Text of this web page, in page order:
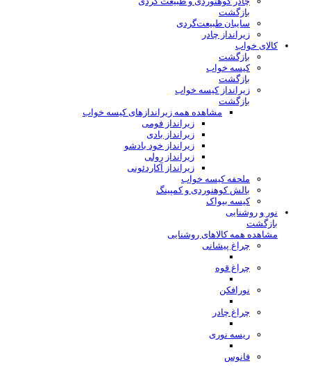
بازگشت
سایبان طبیعت‌گردی
زیرانداز چادر
کالای خواب
بازگشت
کیسه خواب
بازگشت
زیرانداز کیسه خواب
بازگشت
مشاهده همه زیراندازهای کیسه خواب
زیرانداز فومی
زیرانداز بادی
زیرانداز خود بادشو
زیرانداز رولی
زیرانداز آکاردئونی
ملحفه کیسه خواب
بالش کوهنوردی و کمپینگ
کیسه بیواک
نور و روشنایی
بازگشت
مشاهده همه کالاهای روشنایی
چراغ پیشانی
چراغ قوه
نورافکن
چراغ چادر
ریسه نوری
فانوس